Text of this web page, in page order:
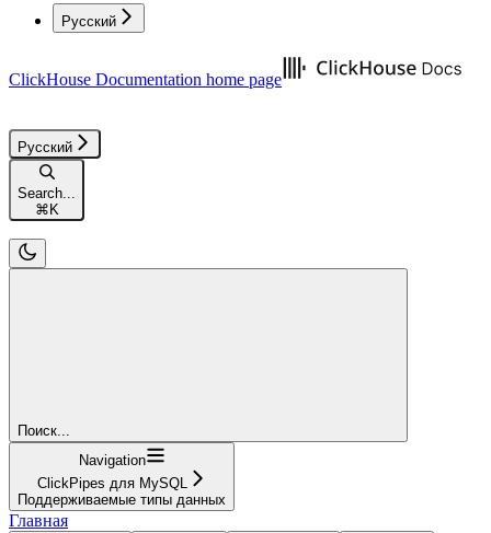
Русский
ClickHouse Documentation home page
Русский
Search...
⌘ K
Поиск...
Navigation
ClickPipes для MySQL
Поддерживаемые типы данных
Главная